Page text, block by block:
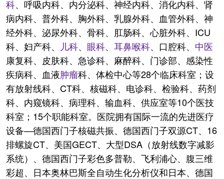
科、呼吸内科、内分泌科、神经内科、消化内科、肾
病内科、普外科、胸外科、乳腺外科、血管外科、神
经外科、泌尿外科、骨科、肛肠科、心脏外科、ICU
科、妇产科、
儿科、 眼科、 耳鼻喉科、口腔科、 中医
康复科、皮肤科、急诊科、麻醉科、门诊部、感染性
疾病科、血液肿瘤科、体检中心等28个临床科室；设
有放射线科、CT科、核磁科、电诊科、检验科、药剂
科、内窥镜科、病理科、输血科、供应室等10个医技
科室；15个职能科室。医院拥有国际一流的先进医疗
设备—德国西门子核磁共振、德国西门子双源CT、16
排螺旋CT、美国GECT、大型DSA（放射线数字减影
系统）、德国西门子彩色多普勒、飞利浦心、腹三维
彩超、日本奥林巴斯全自动生化分析仪和日本、德国